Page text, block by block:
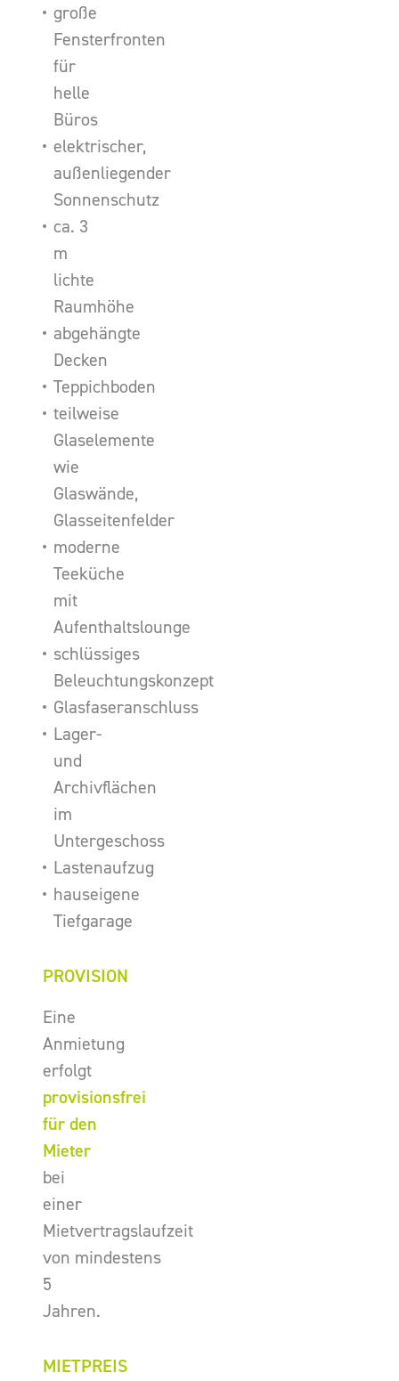
große
Fensterfronten
für
helle
Büros
elektrischer,
außenliegender
Sonnenschutz
ca. 3
m
lichte
Raumhöhe
abgehängte
Decken
Teppichboden
teilweise
Glaselemente
wie
Glaswände,
Glasseitenfelder
moderne
Teeküche
mit
Aufenthaltslounge
schlüssiges
Beleuchtungskonzept
Glasfaseranschluss
Lager-
und
Archivflächen
im
Untergeschoss
Lastenaufzug
hauseigene
Tiefgarage
PROVISION
Eine
Anmietung
erfolgt
provisionsfrei
für den
Mieter
bei
einer
Mietvertragslaufzeit
von mindestens
5
Jahren.
MIETPREIS